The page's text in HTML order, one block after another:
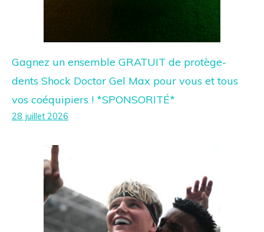
Gagnez un ensemble GRATUIT de protège-
dents Shock Doctor Gel Max pour vous et tous
vos coéquipiers ! *SPONSORITÉ*
28 juillet 2026